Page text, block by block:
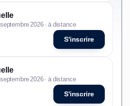
2026 · à distance
S'inscrire
2026 · à distance
S'inscrire